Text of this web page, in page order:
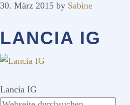
30. März 2015 by Sabine
LANCIA IG
Lancia IG